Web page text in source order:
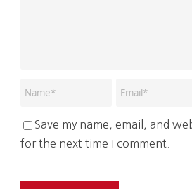
Save my name, email, and
for the next time I comment.